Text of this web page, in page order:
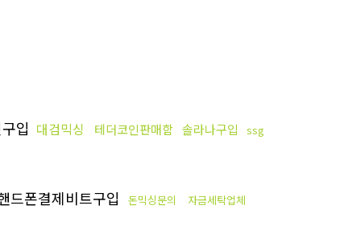
입 대검믹싱 테더코인판매함 솔라나구입
ssg
드폰결제비트구입 돈믹싱문의 자금세탁업체